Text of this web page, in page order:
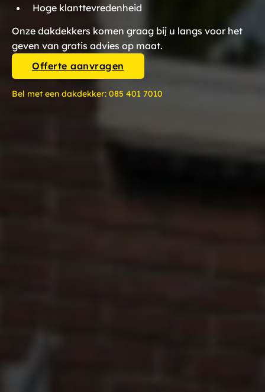
Hoge klanttevredenheid
Onze dakdekkers komen graag bij u langs voor het
geven van gratis advies op maat.
Offerte aanvragen
Bel met een dakdekker: 085 401 7010